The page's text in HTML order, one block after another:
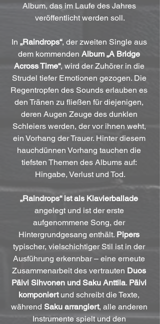
Album, das im Laufe des Jahres
veröffentlicht werden soll.
In „Raindrops“, der zweiten Single aus
dem kommenden Album „A Bridge
Across Time“, wird der Zuhörer in die
Strudel tiefer Emotionen gezogen. Die
Regentropfen des Sounds erlauben es
den Tränen zu fließen für diejenigen,
deren Augen Zeuge des dunklen
Schleiers werden, der vor ihnen weht,
ein Vorhang der Trauer. Hinter diesem
hauchdünnen Vorhang tauchen die
tiefsten Themen des Albums auf:
Hingabe, Verlust und Tod.
„Raindrops“ ist als Klavierballade
angelegt und ist der erste
aufgenommene Song, der
Hintergrundgesang enthält. Pipers
typischer, vielschichtiger Stil ist in der
Ausführung erkennbar – eine erneute
Zusammenarbeit des vertrauten Duos
Päivi Sihvonen und Saku Anttila. Päivi
komponiert und schreibt die Texte,
während Saku arrangiert, alle anderen
Instrumente spielt und den